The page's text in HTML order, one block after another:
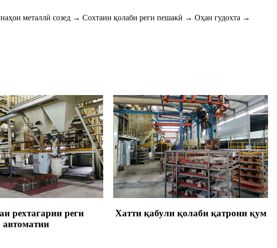
металлӣ созед → Сохтани қолаби реги пешакӣ → Оҳан гудохта →
рехтагарии реги
автоматии
Хатти қабули қолаби қатрони қум